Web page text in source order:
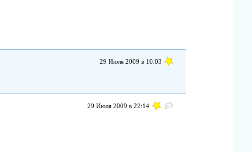
29 Июля 2009 в 10:03
29 Июля 2009 в 22:14